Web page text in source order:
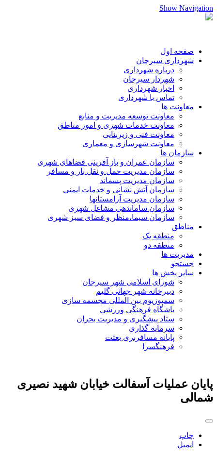
Show Navigation
صفحه اول
شهرداری سیرجان
درباره شهرداری
شهردار سیرجان
اخبار شهرداری
تماس با شهرداری
معاونت ها
معاونت توسعه مدیریت و منابع
معاونت خدمات شهری و امور مناطق
معاونت فنی و زیربنایی
معاونت شهرسازی و معماری
سازمان ها
سازمان عمران و باز آفرینی فضاهای شهری
سازمان مدیریت حمل و نقل بار و مسافر
سازمان مدیریت پسماند
سازمان آتش نشانی و خدمات ایمنی
سازمان مدیریت آرامستانها
سازمان ساماندهی مشاغل شهری
سازمان سیما،منظر و فضای سبز شهری
مناطق
منطقه یک
منطقه دو
مدیریت ها
جستجو
سایر بخش ها
شورای اسلامی شهر سیرجان
دبیرخانه شهر جهانی گلیم
سمپوزیوم بین المللی مجسمه سازی
باشگاه فرهنگی ورزشی
ستاد پیشگیری و مدیریت بحران
سرمایه گذاری
پایانه مسافربری بعثت
فرهنگسرا
پایان عملیات آسفالت خیابان شهید ‌نصیری
شمالی
چاپ
ایمیل